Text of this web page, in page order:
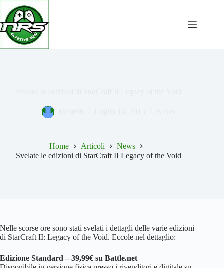
Salta
contenuto
Home Articoli
News
Svelate le edizioni di StarCraft II Legacy of the Void
Nelle scorse ore sono stati svelati i dettagli delle varie edizioni
di StarCraft II: Legacy of the Void. Eccole nel dettaglio:
Edizione Standard – 39,99€ su Battle.net